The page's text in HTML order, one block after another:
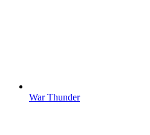
War Thunder